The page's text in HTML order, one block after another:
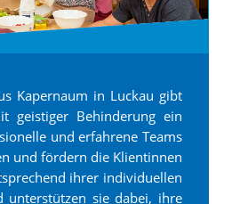
Kapernaum in Luckau gibt
geistiger Behinderung ein
und erfahrene Teams
und fördern die Klientinnen
ihrer individuellen
unterstützen sie dabei, ihre